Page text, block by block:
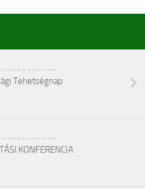
Tehetségnap
KONFERENCIA